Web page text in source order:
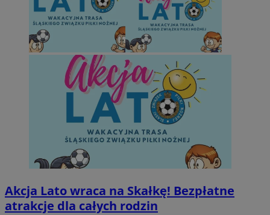
Akcja Lato wraca na Skałkę! Bezpłatne
atrakcje dla całych rodzin